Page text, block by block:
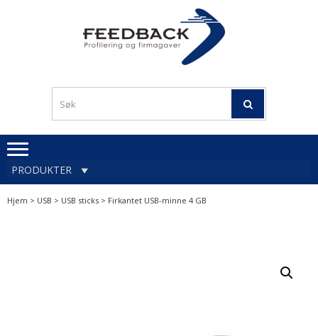
PRODUKTER
Hjem > USB > USB sticks > Firkantet USB-minne 4 GB